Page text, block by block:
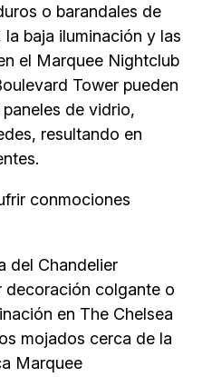
o barandales de
baja iluminación y las
el Marquee Nightclub
Tower pueden
de vidrio,
resultando en
conmociones
del Chandelier
decoración colgante o
en The Chelsea
mojados cerca de la
Marquee